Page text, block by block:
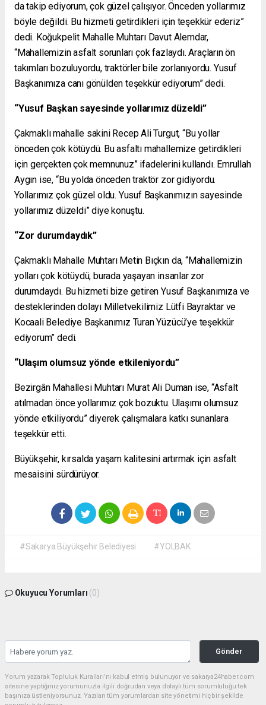
da takip ediyorum, çok güzel çalışıyor. Önceden yollarımız
böyle değildi. Bu hizmeti getirdikleri için teşekkür ederiz”
dedi. Koğukpelit Mahalle Muhtarı Davut Alemdar,
“Mahallemizin asfalt sorunları çok fazlaydı. Araçların ön
takımları bozuluyordu, traktörler bile zorlanıyordu. Yusuf
Başkanımıza canı gönülden teşekkür ediyorum” dedi.
“Yusuf Başkan sayesinde yollarımız düzeldi”
Çakmaklı mahalle sakini Recep Ali Turgut, “Bu yollar
önceden çok kötüydü. Bu asfaltı mahallemize getirdikleri
için gerçekten çok memnunuz” ifadelerini kullandı. Emrullah
Aygın ise, “Bu yolda önceden traktör zor gidiyordu.
Yollarımız çok güzel oldu. Yusuf Başkanımızın sayesinde
yollarımız düzeldi” diye konuştu.
“Zor durumdaydık”
Çakmaklı Mahalle Muhtarı Metin Bıçkın da, “Mahallemizin
yolları çok kötüydü, burada yaşayan insanlar zor
durumdaydı. Bu hizmeti bize getiren Yusuf Başkanımıza ve
desteklerinden dolayı Milletvekilimiz Lütfi Bayraktar ve
Kocaali Belediye Başkanımız Turan Yüzücü’ye teşekkür
ediyorum” dedi.
“Ulaşım olumsuz yönde etkileniyordu”
Bezirgân Mahallesi Muhtarı Murat Ali Duman ise, “Asfalt
atılmadan önce yollarımız çok bozuktu. Ulaşımı olumsuz
yönde etkiliyordu” diyerek çalışmalara katkı sunanlara
teşekkür etti.
Büyükşehir, kırsalda yaşam kalitesini artırmak için asfalt
mesaisini sürdürüyor.
#Sakarya Büyükşehir Belediyesi #YOLBAK
Okuyucu Yorumları (0)
Gönder
Yorum yazarak Topluluk Kuralları’nı kabul etmiş bulunuyor ve sakarya24haber.com
sitesine yaptığınız yorumunuzla ilgili doğrudan veya dolaylı tüm sorumluluğu tek
başınıza üstleniyorsunuz. Yazılan tüm yorumlardan site yönetimi hiçbir şekilde